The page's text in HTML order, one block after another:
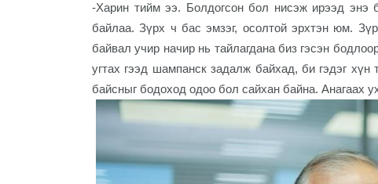
-Харин тийм ээ. Болдогсон бол нисэж ирээд энэ
байлаа. Зүрх ч бас эмзэг, осолтой эрхтэн юм.
байвал учир начир нь тайлагдана биз гэсэн
угтах гээд шампанск задалж байхад, би гэдэг хүн
байсныг бодоход одоо бол сайхан байна. Анагаах